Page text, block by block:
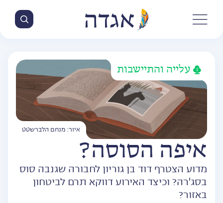
איור: מנחם הלברשטט
עלייה והתיישבות
איפה הסוסה?
מדוע הצטרף דוד בן גוריון לחבורה שגנבה סוס
בסג'רה? וכיצד האירוע דווקא תרם לביטחון
באזור?